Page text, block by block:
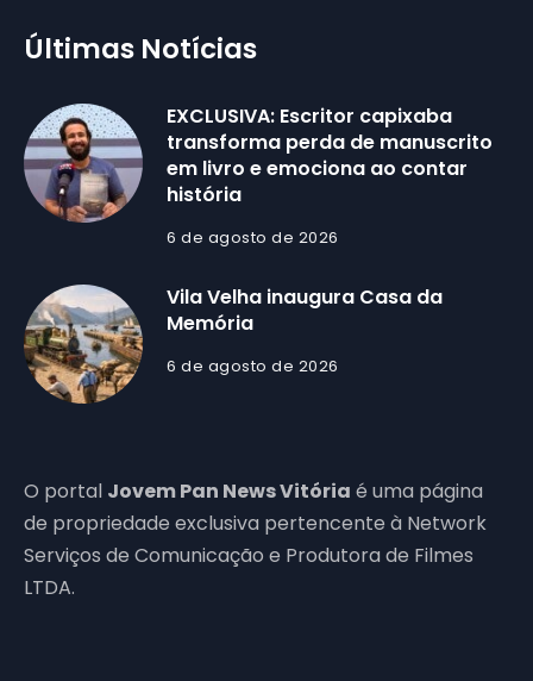
Últimas Notícias
EXCLUSIVA: Escritor capixaba
transforma perda de manuscrito
em livro e emociona ao contar
história
6 de agosto de 2026
Vila Velha inaugura Casa da
Memória
6 de agosto de 2026
O portal Jovem Pan News Vitória é uma página
de propriedade exclusiva pertencente à Network
Serviços de Comunicação e Produtora de Filmes
LTDA.